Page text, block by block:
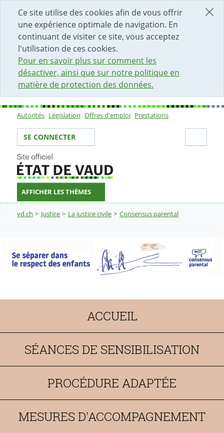
Ce site utilise des cookies afin de vous offrir
une expérience optimale de navigation. En
continuant de visiter ce site, vous acceptez
l'utilisation de ces cookies.
Pour en savoir plus sur comment les
désactiver, ainsi que sur notre politique en
matière de protection des données.
DÉBUT DU CONTENU DE LA PAGE
ACCÈS AU CHAMP DE RECHERCHE
PAGE D'ACCUEIL
FORMULAIRE DE CONTACT
Sous-navigation
Autorités Législation Offres d'emploi Prestations
Votre identité
SE CONNECTER
AFFICHER LES THÈMES
Fil d'Ariane
vd.ch Justice La justice civile Consensus parental
ACCUEIL
SÉANCES DE SENSIBILISATION
PROCÉDURE ADAPTÉE
MESURES D'ACCOMPAGNEMENT